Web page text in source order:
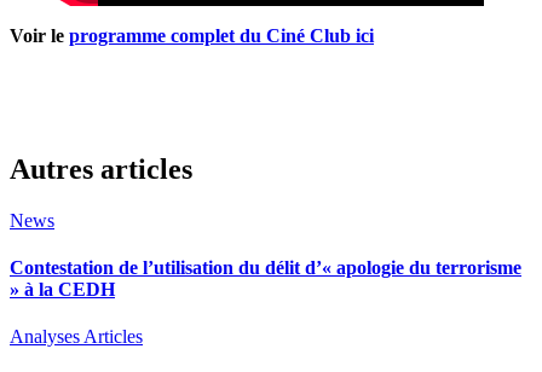
Voir le programme complet du Ciné Club ici
Autres articles
News
Contestation de l’utilisation du délit d’« apologie du terrorisme
» à la CEDH
Analyses Articles